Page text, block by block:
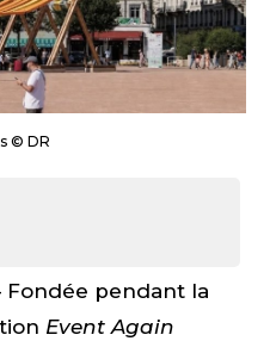
© DR
Fondée pendant la
Event Again